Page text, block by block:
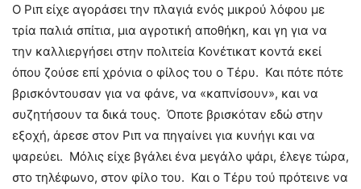
Ο Ριπ είχε αγοράσει την πλαγιά ενός μικρού λόφου με
τρία παλιά σπίτια, μια αγροτική αποθήκη, και γη για να
την καλλιεργήσει στην πολιτεία Κονέτικατ κοντά εκεί
όπου ζούσε επί χρόνια ο φίλος του ο Τέρυ. Και πότε πότε
βρισκόντουσαν για να φάνε, να «καπνίσουν», και να
συζητήσουν τα δικά τους. Όποτε βρισκόταν εδώ στην
εξοχή, άρεσε στον Ριπ να πηγαίνει για κυνήγι και να
ψαρεύει. Μόλις είχε βγάλει ένα μεγάλο ψάρι, έλεγε τώρα,
στο τηλέφωνο, στον φίλο του. Και ο Τέρυ τού πρότεινε να